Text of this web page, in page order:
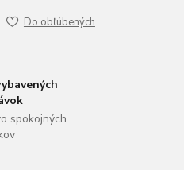
Do obľúbených
spokojných